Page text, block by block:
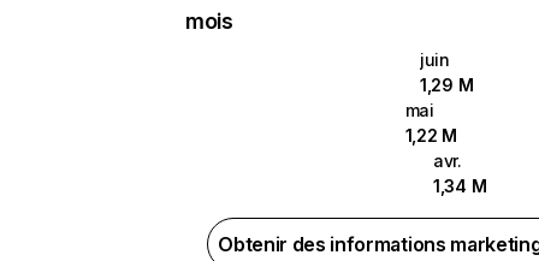
mois
juin
1,29 M
mai
1,22 M
avr.
1,34 M
Obtenir des informations